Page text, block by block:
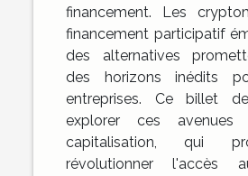
financement. Les
financement participatif
des alternatives
des horizons inédits
entreprises. Ce billet
explorer ces avenues
capitalisation, qui
révolutionner l'accès